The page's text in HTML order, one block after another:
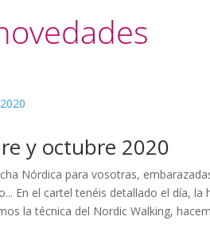
y octubre 2020
Nórdica para vosotras,
En el cartel tenéis detallado el día, la
la técnica del Nordic Walking,